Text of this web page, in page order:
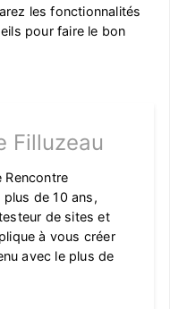
les fonctionnalités
pour faire le bon
Filluzeau
Rencontre
plus de 10 ans,
de sites et
à vous créer
avec le plus de